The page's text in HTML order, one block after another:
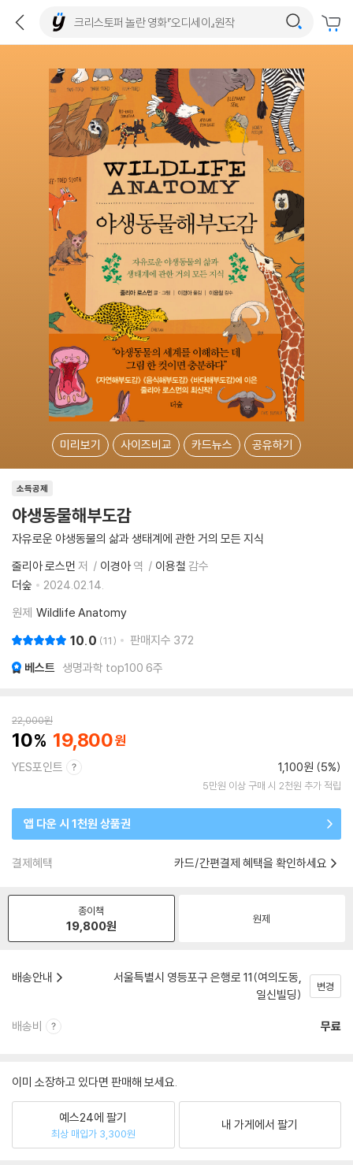
미리보기 사이즈비교 카드뉴스 공유하기
소득공제
야생동물해부도감
자유로운 야생동물의 삶과 생태계에 관한 거의 모든 지식
줄리아 로스먼 저 이경아역 이용철 감수
더숲
2024.02.14.
원제 Wildlife Anatomy
10.0 11 판매지수 372
베스트 생명과학 top100 6주
22,000원
10 19,800
YES포인트 1,100원 (5%)
5만원 이상 구매 시 2천원 추가 적립
앱 다운 시 1천원 상품권
결제혜택 카드/간편결제 혜택을 확인하세요
종이책
19,800원 원제
배송안내
서울특별시 영등포구 은행로 11(여의도동,
일신빌딩)
변경
배송비 무료
이미 소장하고 있다면 판매해 보세요.
예스24에 팔기
최상 매입가 3,300원
내 가게에서 팔기